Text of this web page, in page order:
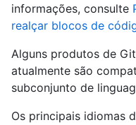
informações, consulte
realçar blocos de
Alguns produtos de
atualmente são
subconjunto de
Os principais idiomas